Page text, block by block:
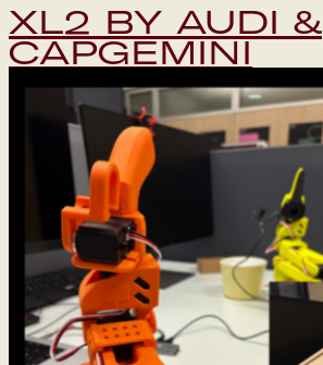
XL2 BY AUDI &
CAPGEMINI